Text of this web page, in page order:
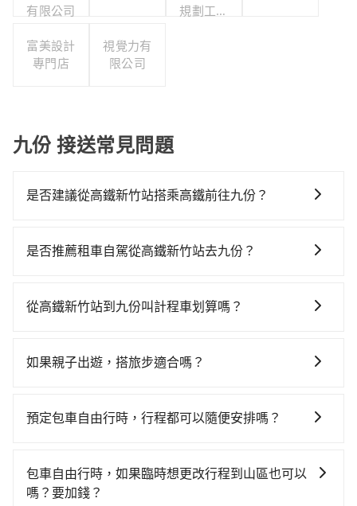
有限公司
規劃工作
富美設計
專門店
視覺力有
限公司
九份 接送常見問題
是否建議從高鐵新竹站搭乘高鐵前往九份？
轉車麻煩，且難叫計程車前往高鐵站！從最早06:36一直
約5分鐘，現場買票或月台等車時間約10分鐘，再乘坐
班的計程車，搭上小黃後約花57分鐘、車費1,600元後，
費為1,090元。不過新竹縣領有合法執照的計程車僅有
用tripool並到府專車接送，則每人平均花費約950元，
費時1小時30分鐘。選擇搭乘高鐵而不預約包車，不僅每
是否推薦租車自駕從高鐵新竹站去九份？
時不需要閉目養神（因為要自己開車），最重要的是你
$115~205承租小轎車，每公里再額外加收$3.2，從高鐵
回），雖已將eTag和可能的每小時40元路邊停車費用預
Yaris、Prius C、Vios這類乘坐體驗較差的車款，如果人
數超過四位，更是沒有較大的七人座或九人座可供選
從高鐵新竹站到九份叫計程車划算嗎？
灣大車隊、Uber、Line Taxi、Yoxi等，如果在路邊攔不
照里程跳錶計算，價格約為2,720~3,300元間，但如改預
輛，計程車密度為雙北的1.3%，也就是說要臨時叫到小
黃的難度是台北或新北的80倍之多。關於交通需要特別
如果親子出遊，搭旅步適合嗎？
椅及兒童用增高墊供您選購(租借300元/個)，讓您和孩子
預定包車自由行時，行程都可以隨便安排嗎？
沒有到達海拔1500公里以上的山區，行程都是可以依照
您的需求安排的。
包車自由行時，如果臨時想更改行程到山區也可以
嗎？要加錢？